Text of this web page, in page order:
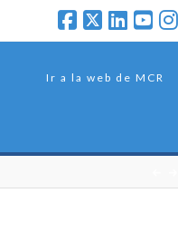
Ir a la web de MCR